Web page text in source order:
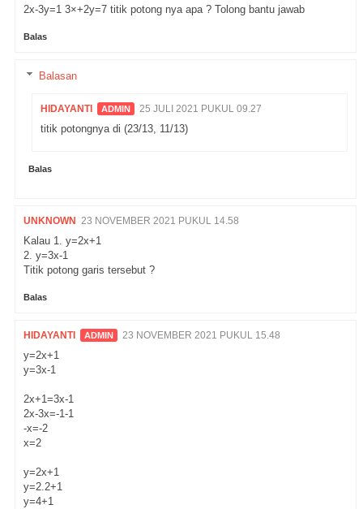
2x-3y=1 3×+2y=7 titik potong nya apa ? Tolong bantu jawab
Balas
Balasan
HIDAYANTI 25 JULI 2021 PUKUL 09.27
titik potongnya di (23/13, 11/13)
Balas
UNKNOWN 23 NOVEMBER 2021 PUKUL 14.58
Kalau 1. y=2x+1
2. y=3x-1
Titik potong garis tersebut ?
Balas
HIDAYANTI 23 NOVEMBER 2021 PUKUL 15.48
y=2x+1
y=3x-1
2x+1=3x-1
2x-3x=-1-1
-x=-2
x=2
y=2x+1
y=2.2+1
y=4+1